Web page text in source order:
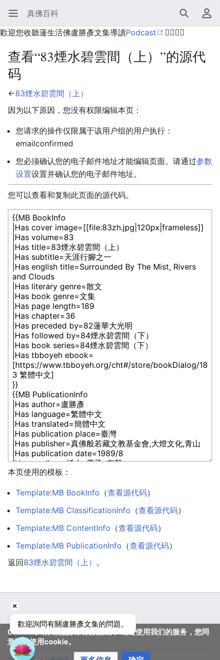
打开主菜单 真佛百科 搜索
用户菜单
歡迎您收聽蓮生活佛盧勝彥文集導讀Podcast 🙋‍♂️🙋‍♀️
查看“83煙水碧雲間（上）”的源代
码
←83煙水碧雲間（上）
因为以下原因，您没有权限编辑本页：
您请求的操作仅限属于该用户组的用户执行：
emailconfirmed
您必须确认您的电子邮件地址才能编辑页面。请通过参数
设置设置并确认您的电子邮件地址。
您可以查看和复制此页面的源代码。
本页使用的模板：
Template:MB BookInfo （查看源代码）
Template:MB ClassificationInfo （查看源代码）
Template:MB ContentInfo （查看源代码）
Template:MB PublicationInfo （查看源代码）
返回83煙水碧雲間（上） 。
Cookie帮助我们提供我们的服务。通过使用我们的服务，您同
意我们使用cookie。
真佛百科
歡迎詢問有關盧勝彥文集的問題。